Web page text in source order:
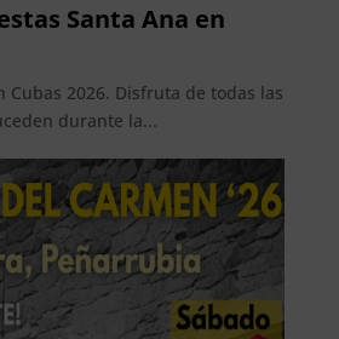
Santa Ana en
Cubas 2026. Disfruta de todas las
durante la...